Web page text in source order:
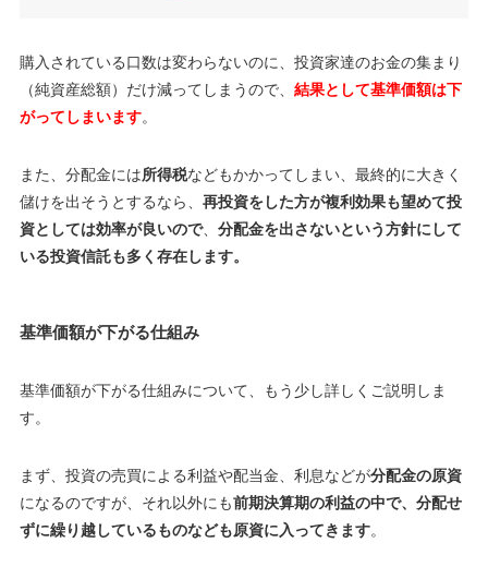
購入されている口数は変わらないのに、投資家達のお金の集まり
（純資産総額）だけ減ってしまうので、 結果として基準価額は下
がってしまいます。
また、分配金には所得税などもかかってしまい、最終的に大きく
儲けを出そうとするなら、 再投資をした方が複利効果も望めて投
資としては効率が良いので、 分配金を出さないという方針にして
いる投資信託も多く存在します。
基準価額が下がる仕組み
基準価額が下がる仕組みについて、もう少し詳しくご説明しま
す。
まず、投資の売買による利益や配当金、利息などが分配金の原資
になるのですが、それ以外にも前期決算期の利益の中で、分配せ
ずに繰り越しているものなども原資に入ってきます。